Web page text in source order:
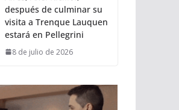
después de culminar su
visita a Trenque Lauquen
estará en Pellegrini
8 de julio de 2026